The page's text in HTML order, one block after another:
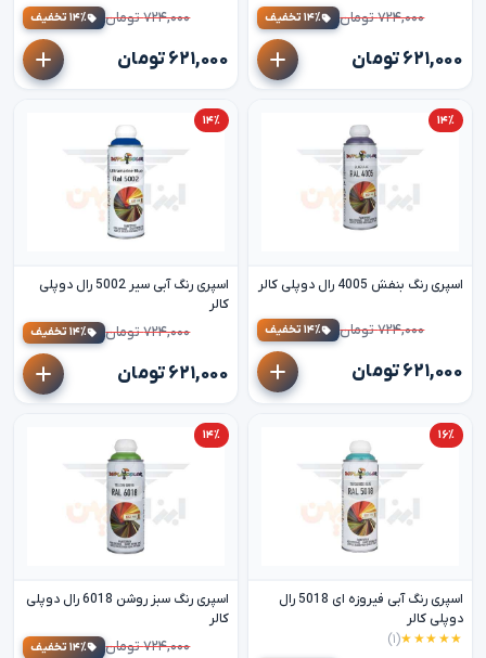
۷۲۴,۰۰۰ تومان ۱۴٪ تخفیف
۶۲۱,۰۰۰ تومان
۷۲۴,۰۰۰ تومان ۱۴٪ تخفیف
۶۲۱,۰۰۰ تومان
۱۴٪
اسپری رنگ بنفش 4005 رال دوپلی کالر
۷۲۴,۰۰۰ تومان ۱۴٪ تخفیف
۶۲۱,۰۰۰ تومان
۱۴٪
اسپری رنگ آبی سیر 5002 رال دوپلی
کالر
۷۲۴,۰۰۰ تومان ۱۴٪ تخفیف
۶۲۱,۰۰۰ تومان
۱۶٪
اسپری رنگ آبی فیروزه ای 5018 رال
دوپلی کالر
★★★★★(۱)
۱۴٪
اسپری رنگ سبز روشن 6018 رال دوپلی
کالر
۷۲۴,۰۰۰ تومان ۱۴٪ تخفیف